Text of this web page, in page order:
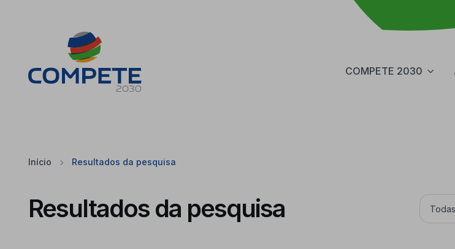
COMPETE 2030
Início Resultados da pesquisa
Resultados da pesquisa